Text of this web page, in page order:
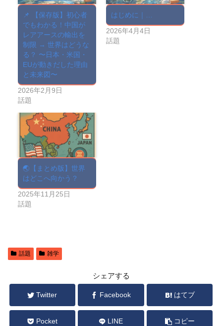
📌 【保存版】初心者
でもわかる！中国が
レアアースの輸出を
制限 → 世界はどうな
る？ 〜日本・米国・
EUが動きだした理由
と未来図〜
2026年2月9日
話題
はじめに｜…
2026年4月4日
話題
🌏【まとめ版】世界
はどこへ向かう？
2025年11月25日
話題
話題 雑学
シェアする
Twitter Facebook はてブ
Pocket LINE コピー